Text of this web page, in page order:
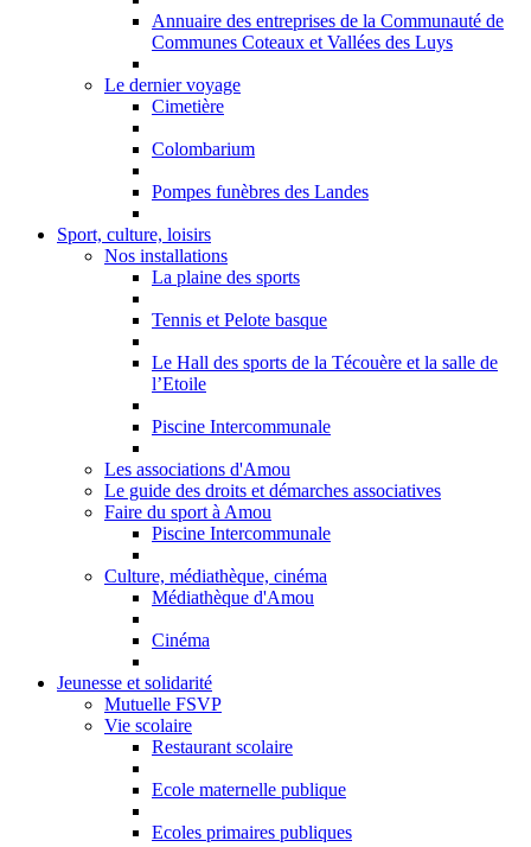
Annuaire des entreprises de la Communauté de
Communes Coteaux et Vallées des Luys
Le dernier voyage
Cimetière
Colombarium
Pompes funèbres des Landes
Sport, culture, loisirs
Nos installations
La plaine des sports
Tennis et Pelote basque
Le Hall des sports de la Técouère et la salle de
l’Etoile
Piscine Intercommunale
Les associations d'Amou
Le guide des droits et démarches associatives
Faire du sport à Amou
Piscine Intercommunale
Culture, médiathèque, cinéma
Médiathèque d'Amou
Cinéma
Jeunesse et solidarité
Mutuelle FSVP
Vie scolaire
Restaurant scolaire
Ecole maternelle publique
Ecoles primaires publiques